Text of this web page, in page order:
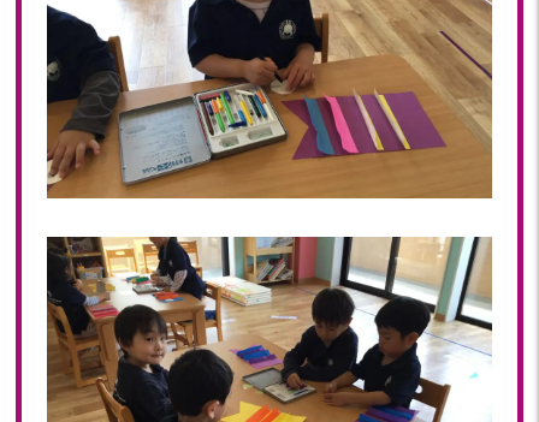
2021年 12月(20)
2021年 11月(19)
2021年 10月(20)
2021年 09月(20)
2021年 08月(22)
2021年 07月(9)